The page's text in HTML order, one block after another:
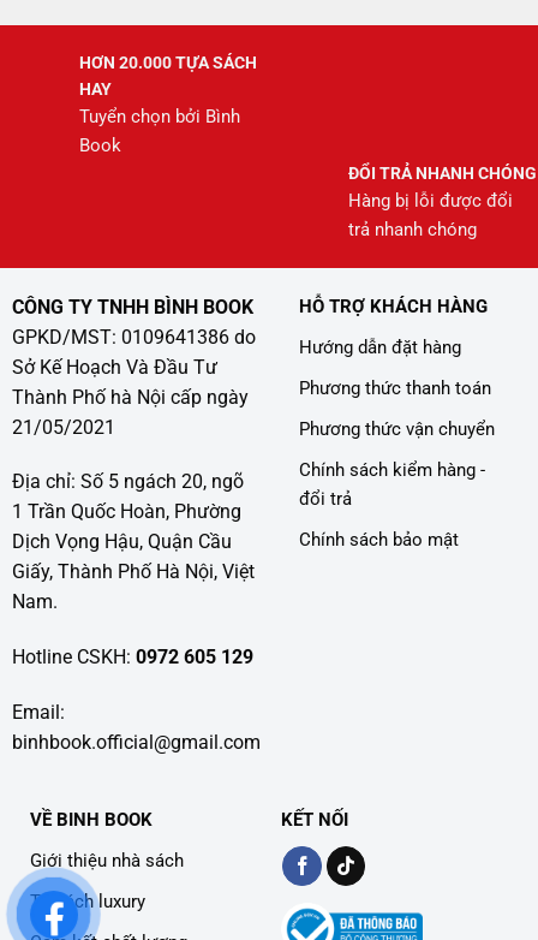
HƠN 20.000 TỰA SÁCH
HAY
Tuyển chọn bởi Bình
Book
ĐỔI TRẢ NHANH CHÓNG
Hàng bị lỗi được đổi
trả nhanh chóng
CÔNG TY TNHH BÌNH BOOK
GPKD/MST: 0109641386 do
Sở Kế Hoạch Và Đầu Tư
Thành Phố hà Nội cấp ngày
21/05/2021
Địa chỉ: Số 5 ngách 20, ngõ
1 Trần Quốc Hoàn, Phường
Dịch Vọng Hậu, Quận Cầu
Giấy, Thành Phố Hà Nội, Việt
Nam.
Hotline CSKH: 0972 605 129
Email:
binhbook.official@gmail.com
HỖ TRỢ KHÁCH HÀNG
Hướng dẫn đặt hàng
Phương thức thanh toán
Phương thức vận chuyển
Chính sách kiểm hàng -
đổi trả
Chính sách bảo mật
VỀ BINH BOOK
Giới thiệu nhà sách
Tủ sách luxury
KẾT NỐI